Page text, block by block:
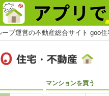
ープ運営の不動産総合サイト goo
マンションを買う